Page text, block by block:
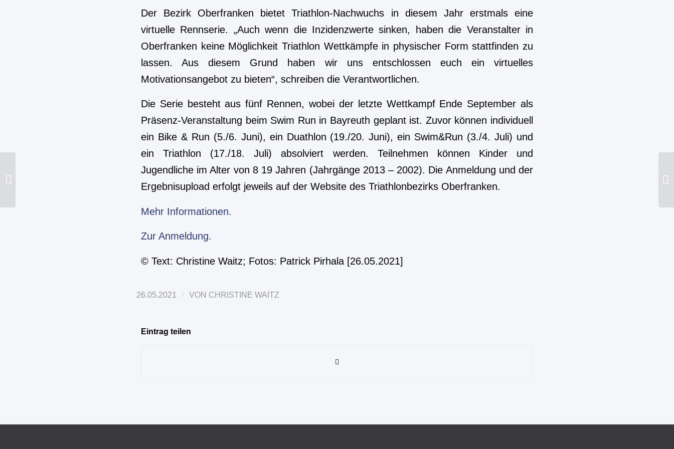
Der Bezirk Oberfranken bietet Triathlon-Nachwuchs in diesem Jahr erstmals eine
virtuelle Rennserie. „Auch wenn die Inzidenzwerte sinken, haben die Veranstalter in
Oberfranken keine Möglichkeit Triathlon Wettkämpfe in physischer Form stattfinden zu
lassen. Aus diesem Grund haben wir uns entschlossen euch ein virtuelles
Motivationsangebot zu bieten“, schreiben die Verantwortlichen.
Die Serie besteht aus fünf Rennen, wobei der letzte Wettkampf Ende September als
Präsenz-Veranstaltung beim Swim Run in Bayreuth geplant ist. Zuvor können individuell
ein Bike & Run (5./6. Juni), ein Duathlon (19./20. Juni), ein Swim&Run (3./4. Juli) und
ein Triathlon (17./18. Juli) absolviert werden. Teilnehmen können Kinder und
Jugendliche im Alter von 8 19 Jahren (Jahrgänge 2013 – 2002). Die Anmeldung und der
Ergebnisupload erfolgt jeweils auf der Website des Triathlonbezirks Oberfranken.
Mehr Informationen.
Zur Anmeldung.
© Text: Christine Waitz; Fotos: Patrick Pirhala [26.05.2021]
26.05.2021 / VON CHRISTINE WAITZ
Eintrag teilen